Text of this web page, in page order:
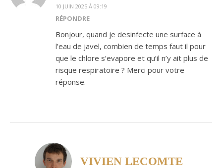
10 JUIN 2025 À 09:19
RÉPONDRE
Bonjour, quand je desinfecte une surface à
l’eau de javel, combien de temps faut il pour
que le chlore s’evapore et qu’il n’y ait plus de
risque respiratoire ? Merci pour votre
réponse.
VIVIEN LECOMTE